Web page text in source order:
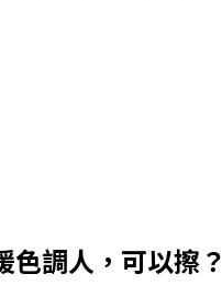
色調人，可以擦？